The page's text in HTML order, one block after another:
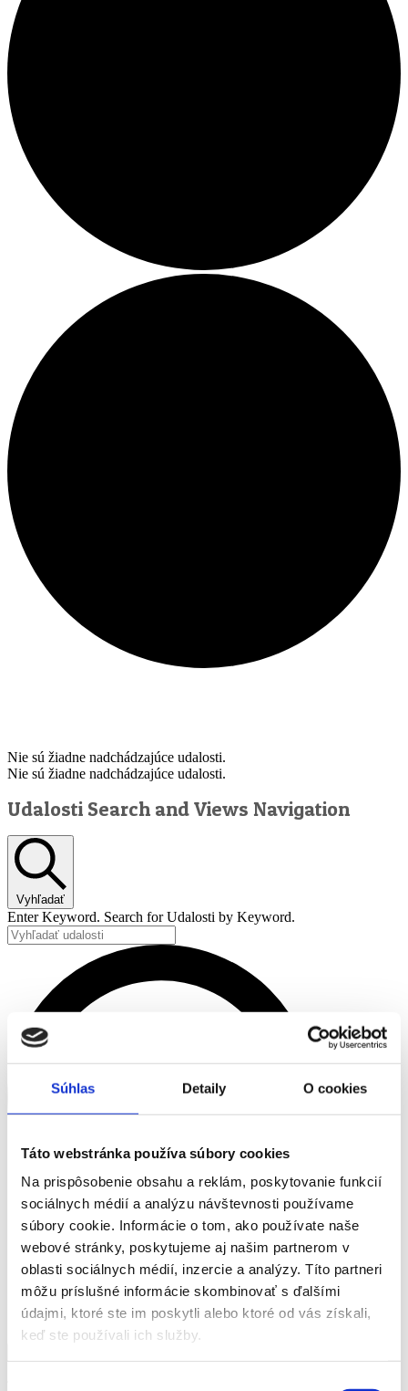
Súhlas Detaily O cookies
Táto webstránka používa súbory cookies
Na prispôsobenie obsahu a reklám, poskytovanie funkcií
sociálnych médií a analýzu návštevnosti používame
súbory cookie. Informácie o tom, ako používate naše
webové stránky, poskytujeme aj našim partnerom v
oblasti sociálnych médií, inzercie a analýzy. Títo partneri
môžu príslušné informácie skombinovať s ďalšími
údajmi, ktoré ste im poskytli alebo ktoré od vás získali,
keď ste používali ich služby.
Nie sú žiadne nadchádzajúce udalosti.
Nie sú žiadne nadchádzajúce udalosti.
Udalosti Search and Views Navigation
Vyhľadať
Enter Keyword. Search for Udalosti by Keyword.